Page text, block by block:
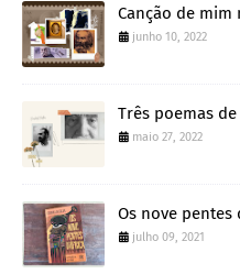
Canção de mim
junho 10, 2022
Três poemas
maio 27, 2022
Os nove pentes
julho 09, 2021